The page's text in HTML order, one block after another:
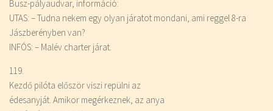
Busz-pályaudvar, információ:
UTAS: – Tudna nekem egy olyan járatot mondani, ami reggel 8-ra
Jászberényben van?
INFÓS: – Malév charter járat.
119.
Kezdő pilóta először viszi repülni az
édesanyját. Amikor megérkeznek, az anya